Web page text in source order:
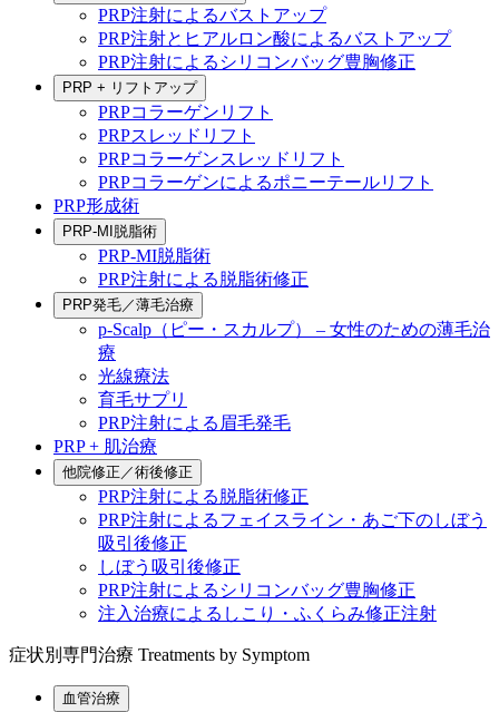
PRP注射によるバストアップ
PRP注射とヒアルロン酸によるバストアップ
PRP注射によるシリコンバッグ豊胸修正
PRP + リフトアップ
PRPコラーゲンリフト
PRPスレッドリフト
PRPコラーゲンスレッドリフト
PRPコラーゲンによるポニーテールリフト
PRP形成術
PRP-MI脱脂術
PRP-MI脱脂術
PRP注射による脱脂術修正
PRP発毛／薄毛治療
p-Scalp（ピー・スカルプ） – 女性のための薄毛治
療
光線療法
育毛サプリ
PRP注射による眉毛発毛
PRP + 肌治療
他院修正／術後修正
PRP注射による脱脂術修正
PRP注射によるフェイスライン・あご下のしぼう
吸引後修正
しぼう吸引後修正
PRP注射によるシリコンバッグ豊胸修正
注入治療によるしこり・ふくらみ修正注射
症状別専門治療 Treatments by Symptom
血管治療